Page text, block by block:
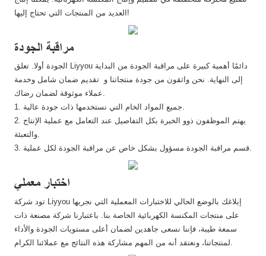
العديد من المنتجات التي تحتاج إليها!
مراقبة الجودة
الجودة أولا. تعلق Liyyou دائمًا أهمية كبيرة على مراقبة الجودة من البداية
إلى النهاية. نحن واثقون من جودة منتجاتنا و تقديم ضمان شامل وخدمة
عملاء موثوقة لضمان رضاك.
1. جميع المواد الخام التي نستخدمها ذات جودة عالية.
2. يهتم الموظفون ذوو الخبرة بكل التفاصيل عند التعامل مع عملية الإنتاج
والتعبئة.
3. قسم مراقبة الجودة مسؤول بشكل خاص عن مراقبة الجودة لكل عملية.
اختبار معملي
تود شركة Liyyou إبلاغك بالوضع الحالي للاختبارات المعملية التي نجريها
على منتجات المكنسة الكهربائية الخاصة بنا. باعتبارنا شركة مصنعة ذات
سمعة طيبة، فإننا نسعى جاهدين لضمان أعلى مستويات الجودة والأداء